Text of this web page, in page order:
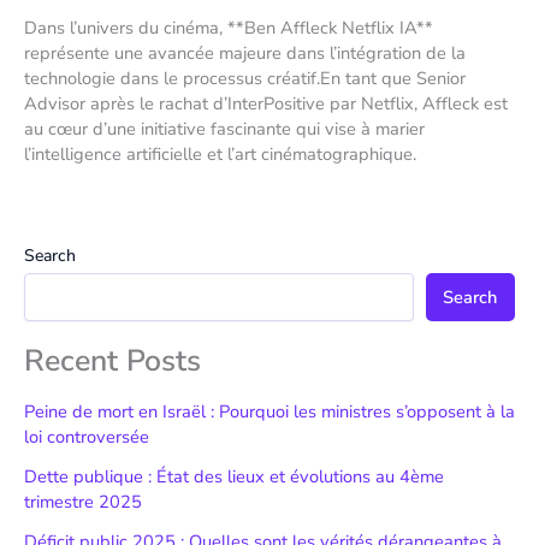
Dans l’univers du cinéma, **Ben Affleck Netflix IA**
représente une avancée majeure dans l’intégration de la
technologie dans le processus créatif.En tant que Senior
Advisor après le rachat d’InterPositive par Netflix, Affleck est
au cœur d’une initiative fascinante qui vise à marier
l’intelligence artificielle et l’art cinématographique.
Search
Search
Recent Posts
Peine de mort en Israël : Pourquoi les ministres s’opposent à la
loi controversée
Dette publique : État des lieux et évolutions au 4ème
trimestre 2025